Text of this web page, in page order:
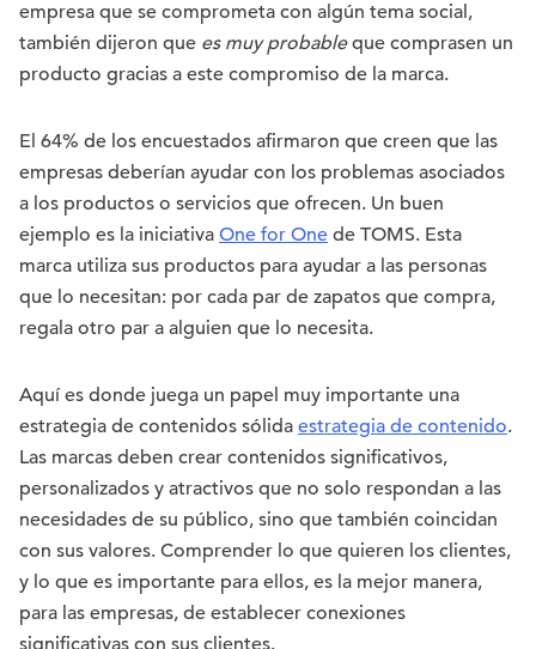
empresa que se comprometa con algún tema social,
también dijeron que es muy probableque comprasen un
producto gracias a este compromiso de la marca.
El 64% de los encuestados afirmaron que creen que las
empresas deberían ayudar con los problemas asociados
a los productos o servicios que ofrecen. Un buen
ejemplo es la iniciativa One for One de TOMS. Esta
marca utiliza sus productos para ayudar a las personas
que lo necesitan: por cada par de zapatos que compra,
regala otro par a alguien que lo necesita.
Aquí es donde juega un papel muy importante una
estrategia de contenidos sólida estrategia de contenido.
Las marcas deben crear contenidos significativos,
personalizados y atractivos que no solo respondan a las
necesidades de su público, sino que también coincidan
con sus valores. Comprender lo que quieren los clientes,
y lo que es importante para ellos, es la mejor manera,
para las empresas, de establecer conexiones